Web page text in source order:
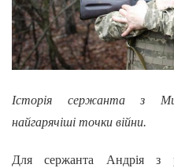
Історія сержанта з
найгарячіші точки війни.
Для сержанта Андрія з